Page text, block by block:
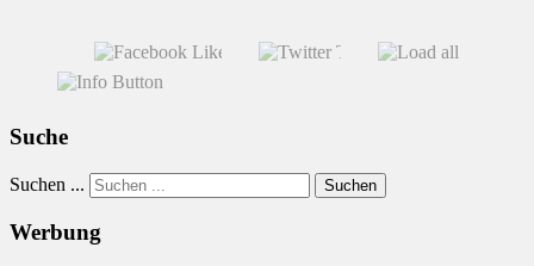
Suche
Suchen ... Suchen
Werbung